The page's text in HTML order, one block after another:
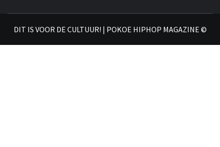
DIT IS VOOR DE CULTUUR! | POKOE HIPHOP MAGAZINE ©